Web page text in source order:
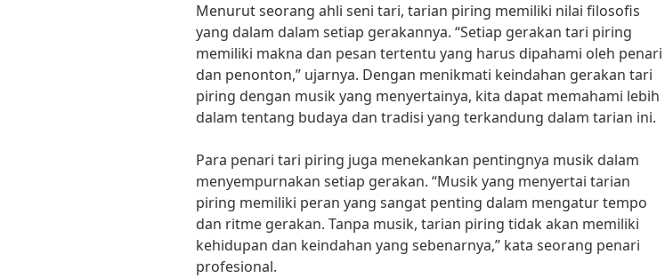
Menurut seorang ahli seni tari, tarian piring memiliki nilai filosofis
yang dalam dalam setiap gerakannya. “Setiap gerakan tari piring
memiliki makna dan pesan tertentu yang harus dipahami oleh penari
dan penonton,” ujarnya. Dengan menikmati keindahan gerakan tari
piring dengan musik yang menyertainya, kita dapat memahami lebih
dalam tentang budaya dan tradisi yang terkandung dalam tarian ini.
Para penari tari piring juga menekankan pentingnya musik dalam
menyempurnakan setiap gerakan. “Musik yang menyertai tarian
piring memiliki peran yang sangat penting dalam mengatur tempo
dan ritme gerakan. Tanpa musik, tarian piring tidak akan memiliki
kehidupan dan keindahan yang sebenarnya,” kata seorang penari
profesional.